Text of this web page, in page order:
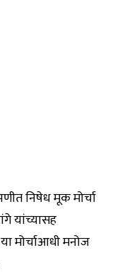
निषेध मूक मोर्चा
यांच्यासह
मोर्चाआधी मनोज